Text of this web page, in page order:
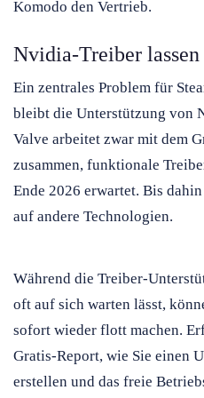
Komodo den Vertrieb.
Nvidia-Treiber
Ein zentrales Problem für
bleibt die Unterstützung von
Valve arbeitet zwar mit dem
zusammen, funktionale
Ende 2026 erwartet. Bis
auf andere Technologien.
Während die Treiber-
oft auf sich warten lässt,
sofort wieder flott machen.
Gratis-Report, wie Sie einen
erstellen und das freie